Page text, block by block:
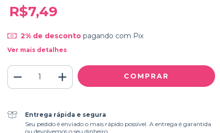
R$7,49
2% de descontopagando com Pix
Ver mais detalhes
Entrega rápida e segura
Seu pedido é enviado o mais rápido possível. A entrega é garantida
ou devolvemos o seu dinheiro.